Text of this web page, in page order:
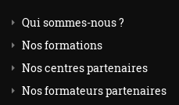
Qui sommes-nous ?
Nos formations
Nos centres partenaires
Nos formateurs partenaires